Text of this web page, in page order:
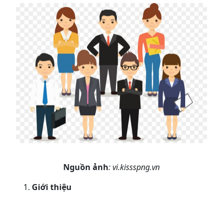
Nguồn ảnh: vi.kissspng.vn
Giới thiệu